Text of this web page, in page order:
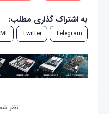
به اشتراک گذاری مطلب:
Telegram
Twitter
نظر